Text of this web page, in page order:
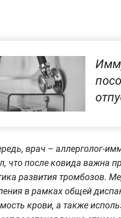
врач – аллерголог-
что после ковида важна
развития тромбозов.
в рамках общей
крови, а также